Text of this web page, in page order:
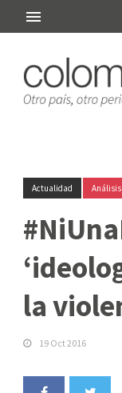
Actualidad Análisis
la
19 Oct 2016